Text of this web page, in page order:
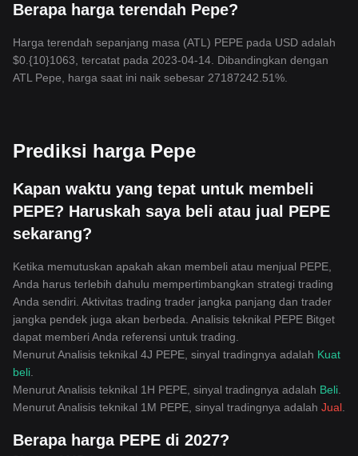
Berapa harga terendah Pepe?
Harga terendah sepanjang masa (ATL) PEPE pada USD adalah
$0.{10}1063, tercatat pada 2023-04-14. Dibandingkan dengan
ATL Pepe, harga saat ini naik sebesar 27187242.51%.
Prediksi harga Pepe
Kapan waktu yang tepat untuk membeli
PEPE? Haruskah saya beli atau jual PEPE
sekarang?
Ketika memutuskan apakah akan membeli atau menjual PEPE,
Anda harus terlebih dahulu mempertimbangkan strategi trading
Anda sendiri. Aktivitas trading trader jangka panjang dan trader
jangka pendek juga akan berbeda. Analisis teknikal PEPE Bitget
dapat memberi Anda referensi untuk trading.
Menurut Analisis teknikal 4J PEPE, sinyal tradingnya adalah Kuat
beli
Menurut Analisis teknikal 1H PEPE, sinyal tradingnya adalah Beli
Menurut Analisis teknikal 1M PEPE, sinyal tradingnya adalah Jual
Berapa harga PEPE di 2027?